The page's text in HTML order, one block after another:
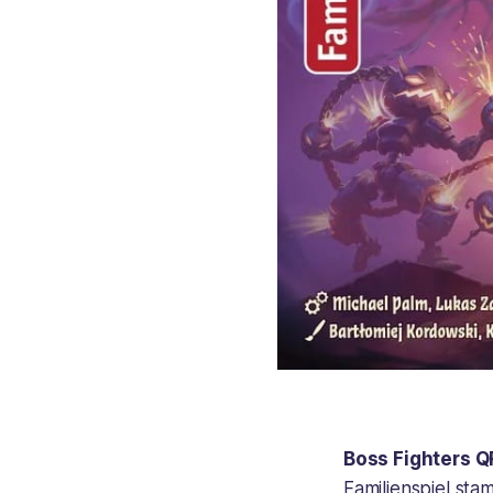
Boss Fighters
Familienspiel